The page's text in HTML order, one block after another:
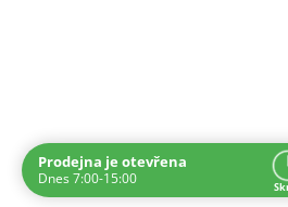
Prodejna je otevřena
Dnes 7:00-15:00
Navštivte nás osobně
Čas